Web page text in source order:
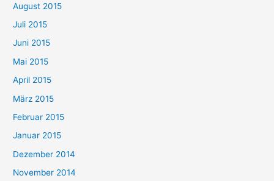
August 2015
Juli 2015
Juni 2015
Mai 2015
April 2015
März 2015
Februar 2015
Januar 2015
Dezember 2014
November 2014